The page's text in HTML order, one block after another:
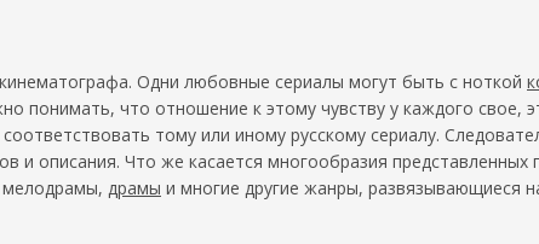
МЕЛОДРАМЫ
МИСТИКА
ТРИЛЛЕРЫ
ФАНТАСТИКА
ПРО ВТОРУЮ МИРОВУЮ
ПРО СОВЕТСКОЕ ВРЕМЯ
ПРО 90-Е ГОДЫ
ПРО МОРЯКОВ
ПРО БАНДИТОВ
ПРО МАНЬЯКОВ
ПРО ТАЙГУ
Одни любовные сериалы могут быть с ноткой
понимать, что отношение к этому чувству у каждого свое,
тому или иному русскому сериалу.
и описания. Что же касается многообразия
драмы и многие другие жанры, развязывающиеся